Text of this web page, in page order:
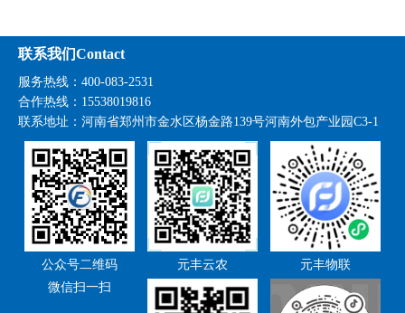
联系我们Contact
服务热线：400-083-2531
合作热线：15538019816
联系地址： 河南省郑州市金水区杨金路139号河南外包产业园C3-1
公众号二维码
微信扫一扫
元丰云农 元丰物联